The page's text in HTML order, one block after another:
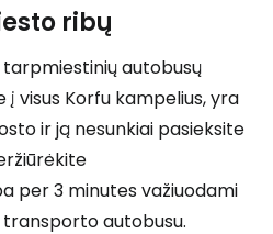
ribų
autobusų
į visus Korfu kampelius, yra
ir ją nesunkiai pasieksite
per 3 minutes važiuodami
autobusu.